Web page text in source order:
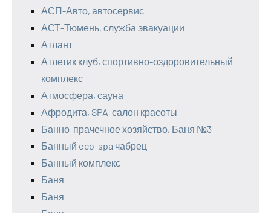
АСП-Авто, автосервис
АСТ-Тюмень, служба эвакуации
Атлант
Атлетик клуб, спортивно-оздоровительный
комплекс
Атмосфера, сауна
Афродита, SPA-салон красоты
Банно-прачечное хозяйство, Баня №3
Банный eco-spa чабрец
Банный комплекс
Баня
Баня